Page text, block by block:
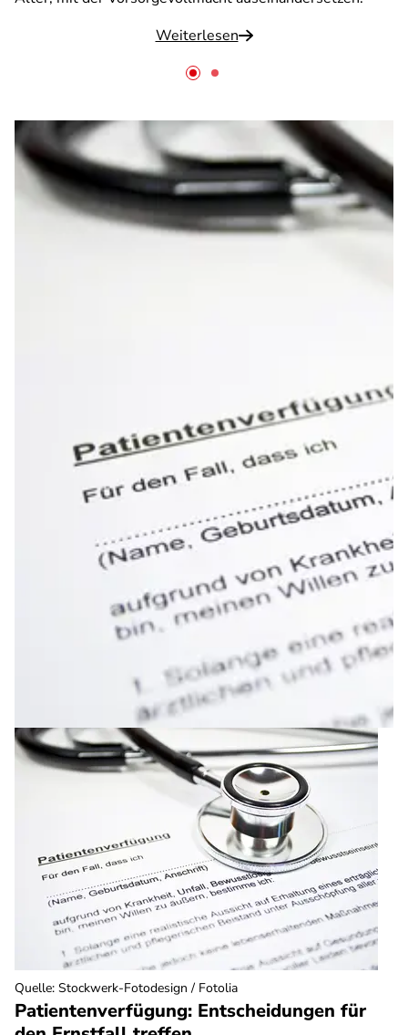
Weiterlesen
Patientenverfügung: Entscheidungen für
Quelle: Stockwerk-Fotodesign / Fotolia